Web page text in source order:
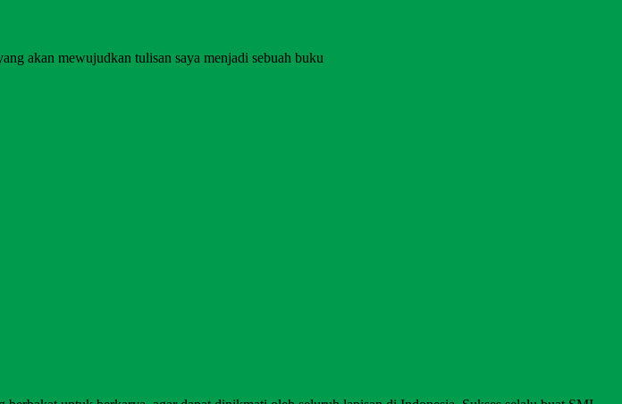
akan mewujudkan tulisan saya menjadi sebuah buku